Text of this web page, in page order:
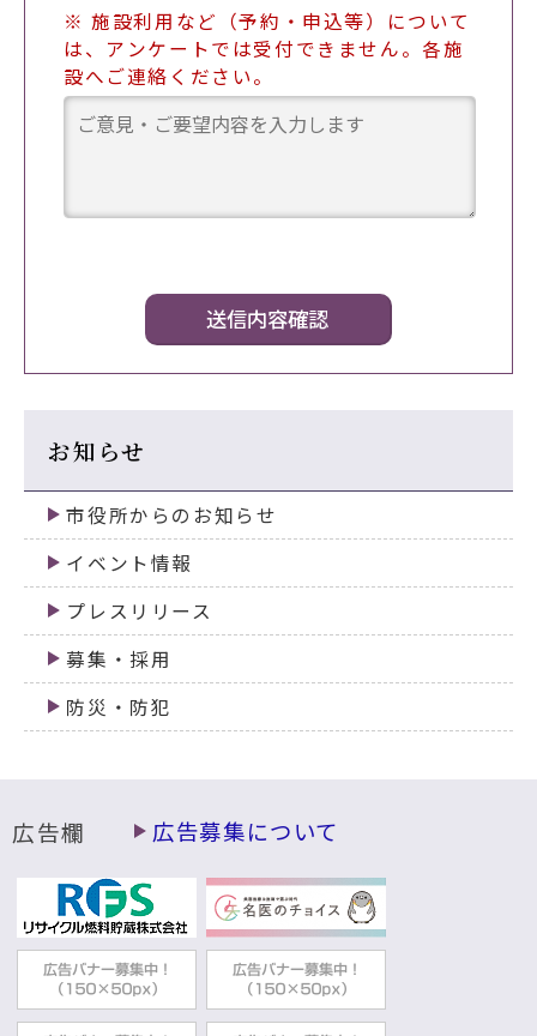
※ 施設利用など（予約・申込等）について
は、アンケートでは受付できません。各施
設へご連絡ください。
お知らせ
市役所からのお知らせ
イベント情報
プレスリリース
募集・採用
防災・防犯
広告欄 広告募集について